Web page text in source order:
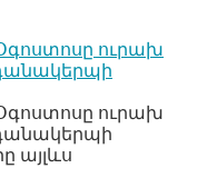
ուրախ
ուրախ
այլևս